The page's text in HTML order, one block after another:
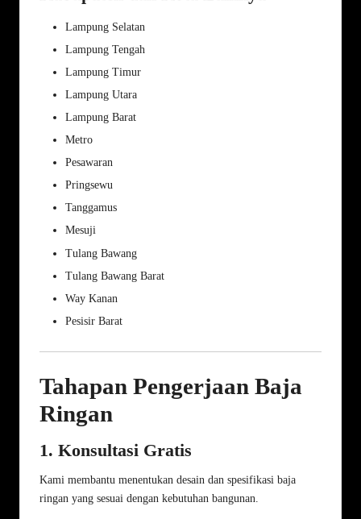
Lampung Selatan
Lampung Tengah
Lampung Timur
Lampung Utara
Lampung Barat
Metro
Pesawaran
Pringsewu
Tanggamus
Mesuji
Tulang Bawang
Tulang Bawang Barat
Way Kanan
Pesisir Barat
Tahapan Pengerjaan Baja
Ringan
1. Konsultasi Gratis
Kami membantu menentukan desain dan spesifikasi baja
ringan yang sesuai dengan kebutuhan bangunan.